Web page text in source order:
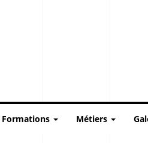
Formations Métiers